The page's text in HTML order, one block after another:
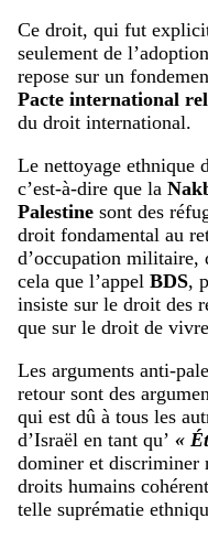
Ce droit, qui fut
seulement de
repose sur un
Pacte international
du droit international.
Le nettoyage ethnique
c’est-à-dire que la
Palestine sont des
droit fondamental au
d’occupation militaire,
cela que l’appel BDS,
insiste sur le droit des
que sur le droit de
Les arguments anti-
retour sont des
qui est dû à tous les
d’Israël en tant qu’ «
dominer et discriminer
droits humains
telle suprématie